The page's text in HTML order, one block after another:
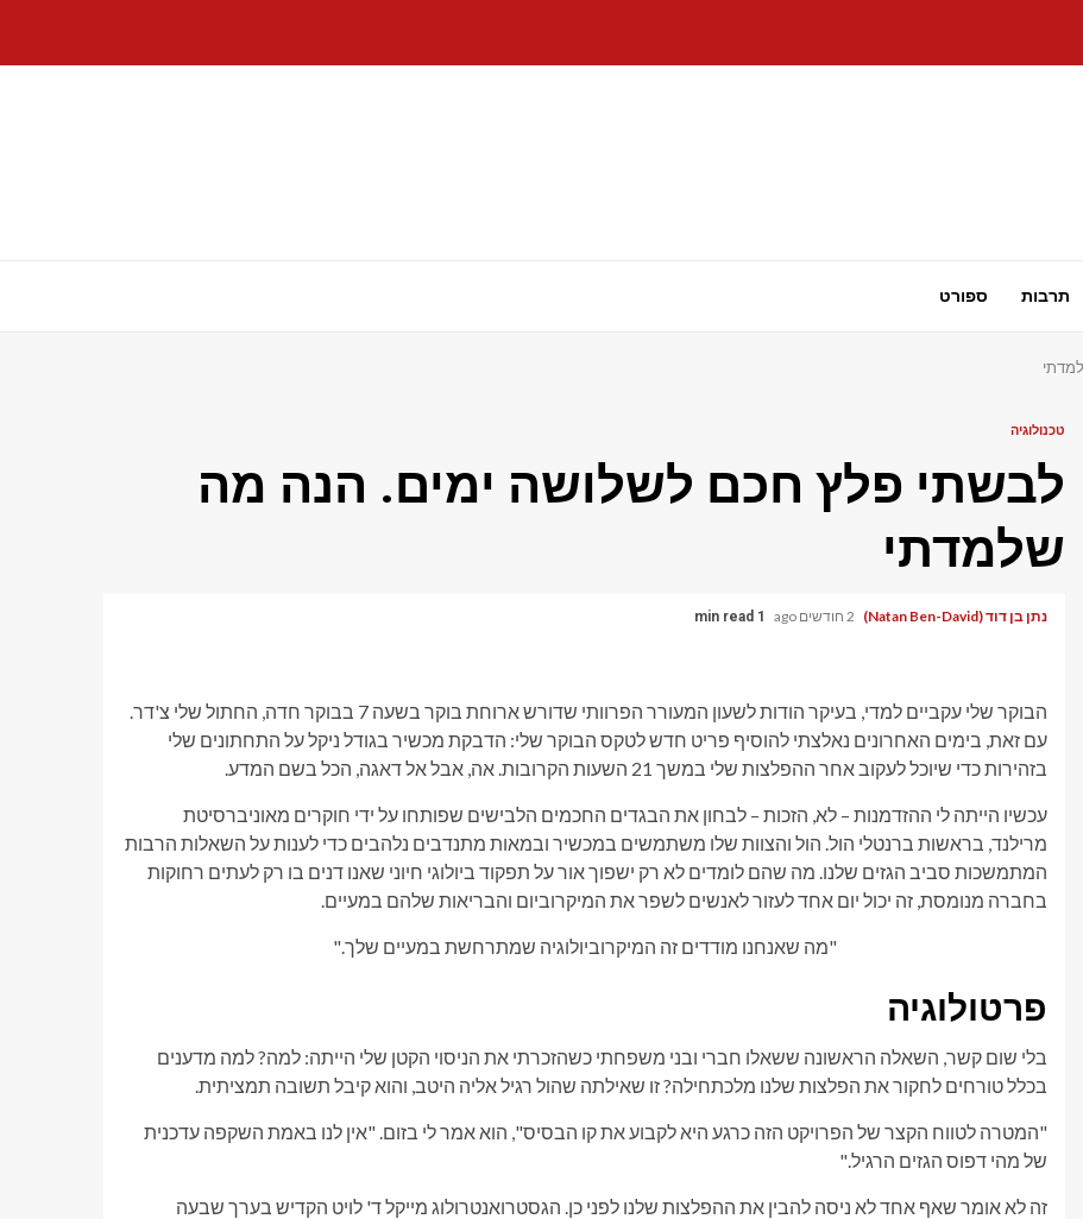
תרבות ספורט
טכנולוגיה
לבשתי פלץ חכם לשלושה ימים. הנה מה
שלמדתי
נתן בן דוד (Natan Ben-David) 2 חודשים ago 1 min read
הבוקר שלי עקביים למדי, בעיקר הודות לשעון המעורר הפרוותי שדורש ארוחת בוקר בשעה 7 בבוקר חדה, החתול שלי צ'דר.
עם זאת, בימים האחרונים נאלצתי להוסיף פריט חדש לטקס הבוקר שלי: הדבקת מכשיר בגודל ניקל על התחתונים שלי
בזהירות כדי שיוכל לעקוב אחר ההפלצות שלי במשך 21 השעות הקרובות. אה, אבל אל דאגה, הכל בשם המדע.
עכשיו הייתה לי ההזדמנות – לא, הזכות – לבחון את הבגדים החכמים הלבישים שפותחו על ידי חוקרים מאוניברסיטת
מרילנד, בראשות ברנטלי הול. הול והצוות שלו משתמשים במכשיר ובמאות מתנדבים נלהבים כדי לענות על השאלות הרבות
המתמשכות סביב הגזים שלנו. מה שהם לומדים לא רק ישפוך אור על תפקוד ביולוגי חיוני שאנו דנים בו רק לעתים רחוקות
בחברה מנומסת, זה יכול יום אחד לעזור לאנשים לשפר את המיקרוביום והבריאות שלהם במעיים.
"מה שאנחנו מודדים זה המיקרוביולוגיה שמתרחשת במעיים שלך."
פרטולוגיה
בלי שום קשר, השאלה הראשונה ששאלו חברי ובני משפחתי כשהזכרתי את הניסוי הקטן שלי הייתה: למה? למה מדענים
בכלל טורחים לחקור את הפלצות שלנו מלכתחילה? זו שאילתה שהול רגיל אליה היטב, והוא קיבל תשובה תמציתית.
"המטרה לטווח הקצר של הפרויקט הזה כרגע היא לקבוע את קו הבסיס", הוא אמר לי בזום. "אין לנו באמת השקפה עדכנית
של מהי דפוס הגזים הרגיל."
זה לא אומר שאף אחד לא ניסה להבין את ההפלצות שלנו לפני כן. הגסטרואנטרולוג מייקל ד' לויט הקדיש בערך שבעה